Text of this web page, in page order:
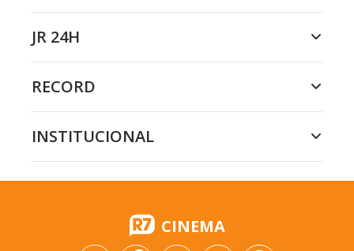
JR 24H
RECORD
INSTITUCIONAL
CINEMA